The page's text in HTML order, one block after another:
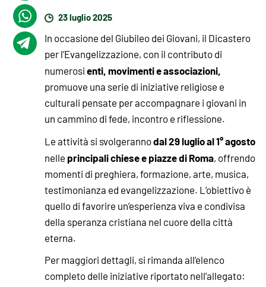
23 luglio 2025
In occasione del Giubileo dei Giovani, il Dicastero
per l’Evangelizzazione, con il contributo di
numerosienti, movimenti e associazioni,
promuove una serie di iniziative religiose e
culturali pensate per accompagnare i giovani in
un cammino di fede, incontro e riflessione.
Le attività si svolgerannodal 29 luglio al 1° agosto
nelle principali chiese e piazze di Roma, offrendo
momenti di preghiera, formazione, arte, musica,
testimonianza ed evangelizzazione. L’obiettivo è
quello di favorire un’esperienza viva e condivisa
della speranza cristiana nel cuore della città
eterna.
Per maggiori dettagli, si rimanda all’elenco
completo delle iniziative riportato nell’allegato: